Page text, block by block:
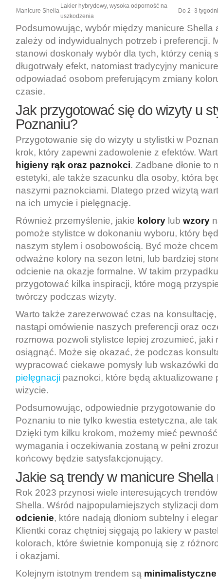
Manicure Shella
Lakier hybrydowy, wysoka odporność na
uszkodzenia
Do 2–3 tygodni
Podsumowując, wybór między manicure Shella
zależy od indywidualnych potrzeb i preferencji.
stanowi doskonały wybór dla tych, którzy cenią
długotrwały efekt, natomiast tradycyjny
odpowiadać osobom preferującym zmiany
czasie.
Jak przygotować się do wizyty u
Poznaniu?
Przygotowanie się do wizyty u stylistki w
krok, który zapewni zadowolenie z efektów.
higieny rąk oraz paznokci. Zadbane dłonie to
estetyki, ale także szacunku dla osoby, która
naszymi paznokciami. Dlatego przed wizytą
na ich umycie i pielęgnację.
Również przemyślenie, jakie kolory lub wzory
pomoże stylistce w dokonaniu wyboru, który
naszym stylem i osobowością. Być może
odważne kolory na sezon letni, lub bardziej
odcienie na okazje formalne. W takim
przygotować kilka inspiracji, które mogą
twórczy podczas wizyty.
Warto także zarezerwować czas na
nastąpi omówienie naszych preferencji oraz
rozmowa pozwoli stylistce lepiej zrozumieć, jaki
osiągnąć. Może się okazać, że podczas
wypracować ciekawe pomysły lub wskazówki
pielęgnacji paznokci, które będą aktualizowane
wizycie.
Podsumowując, odpowiednie przygotowanie
Poznaniu to nie tylko kwestia estetyczna, ale
Dzięki tym kilku krokom, możemy mieć
wymagania i oczekiwania zostaną w pełni
końcowy będzie satysfakcjonujący.
Jakie są trendy w manicure Shella
Rok 2023 przynosi wiele interesujących
Shella. Wśród najpopularniejszych stylizacji
odcienie, które nadają dłoniom subtelny i
Klientki coraz chętniej sięgają po lakiery w
kolorach, które świetnie komponują się z
i okazjami.
Kolejnym istotnym trendem są